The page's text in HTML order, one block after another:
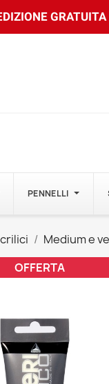
PENNELLI
Medium e
OFFERTA